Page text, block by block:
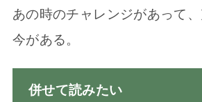
あの時のチャレンジがあって
今がある。
併せて読みたい